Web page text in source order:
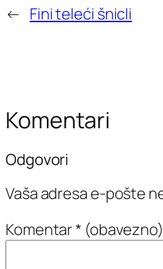
← Fini teleći šnicli
Komentari
Odgovori
Vaša adresa e-pošte
Komentar* (obavezno)